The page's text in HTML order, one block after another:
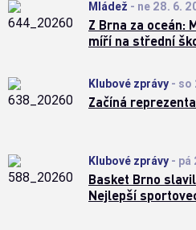
Mládež - ne 28. 6.
Z Brna za oceán:
míří na střední
Klubové zprávy - so
Začíná
Klubové zprávy - pá
Basket Brno
Nejlepší